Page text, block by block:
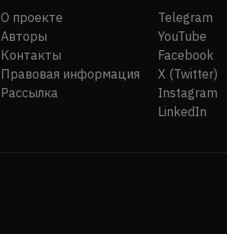
О проекте
Авторы
Контакты
Правовая информация
Рассылка
Telegram
YouTube
Facebook
X (Twitter)
Instagram
LinkedIn